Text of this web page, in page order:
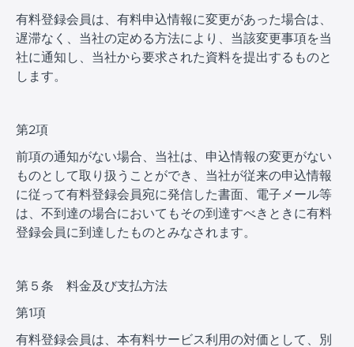
有料登録会員は、有料申込情報に変更があった場合は、
遅滞なく、当社の定める方法により、当該変更事項を当
社に通知し、当社から要求された資料を提出するものと
します。
第2項
前項の通知がない場合、当社は、申込情報の変更がない
ものとして取り扱うことができ、当社が従来の申込情報
に従って有料登録会員宛に発信した書面、電子メール等
は、不到達の場合においてもその到達すべきときに有料
登録会員に到達したものとみなされます。
第５条 料金及び支払方法
第1項
有料登録会員は、本有料サービス利用の対価として、別